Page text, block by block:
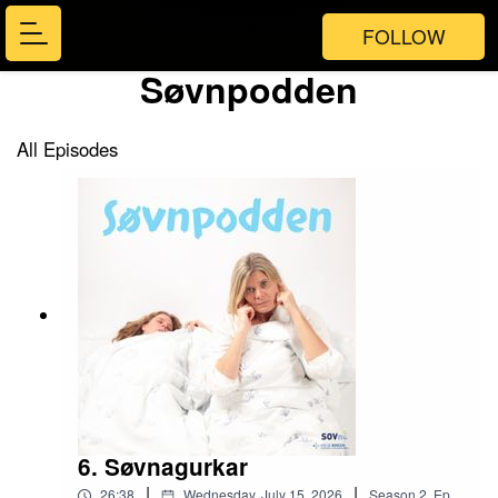
FOLLOW
Søvnpodden
All Episodes
6. Søvnagurkar